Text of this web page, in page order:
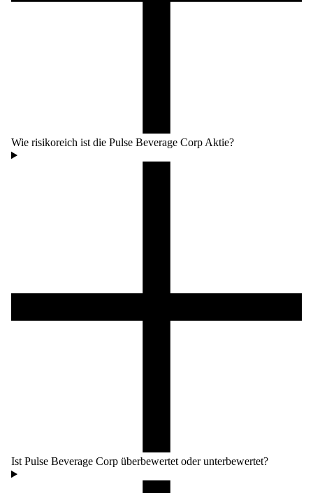
Wie risikoreich ist die Pulse Beverage Corp Aktie?
Ist Pulse Beverage Corp überbewertet oder unterbewertet?